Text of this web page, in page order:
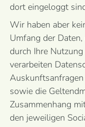
dort eingeloggt
Wir haben aber
Umfang der
durch Ihre
verarbeiten
sowie die
Zusammenhang
den jeweiligen